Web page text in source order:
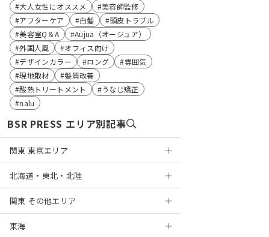
大人女性にオススメ
美容師監修
アフターケア
白髪
頭皮トラブル
美容室Q＆A
Aujua（オージュア）
外国人風
オフィス向け
デザインカラー
ロング
雰囲気
現地取材
髪質改善
酸熱トリートメント
うなじ矯正
nalu
BSR PRESS エリア別記事
関東 東京エリア
浅草
銀座
表参道
北海道・東北・北陸
札幌
円山
関東 その他エリア
神奈川
東海